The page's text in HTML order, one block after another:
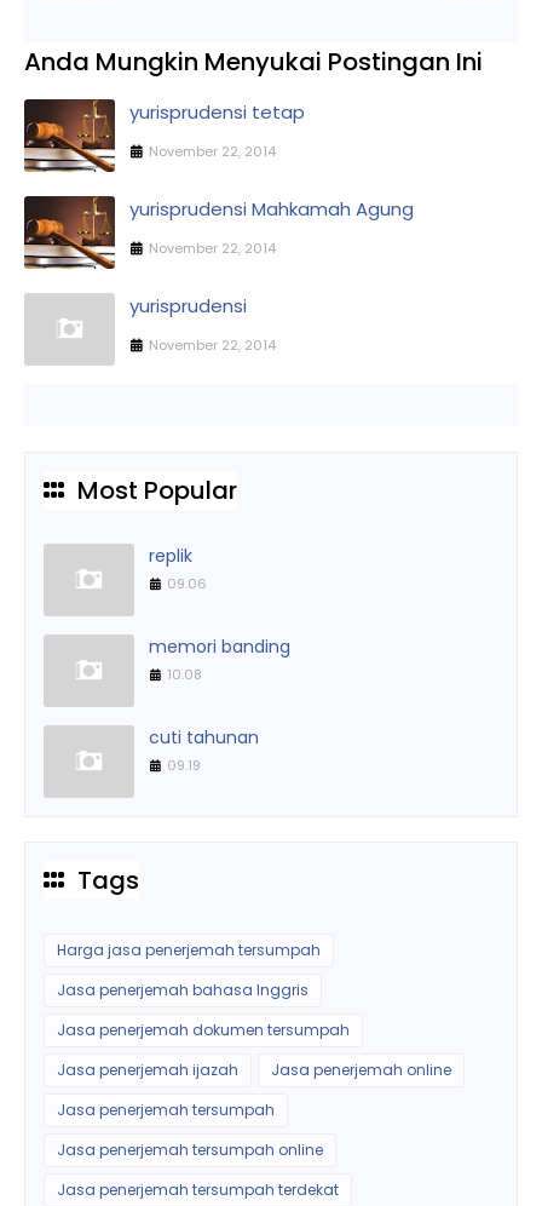
Anda Mungkin Menyukai Postingan Ini
yurisprudensi tetap
November 22, 2014
yurisprudensi Mahkamah Agung
November 22, 2014
yurisprudensi
November 22, 2014
Most Popular
replik
09.06
memori banding
10.08
cuti tahunan
09.19
Tags
Harga jasa penerjemah tersumpah
Jasa penerjemah bahasa Inggris
Jasa penerjemah dokumen tersumpah
Jasa penerjemah ijazah
Jasa penerjemah online
Jasa penerjemah tersumpah
Jasa penerjemah tersumpah online
Jasa penerjemah tersumpah terdekat